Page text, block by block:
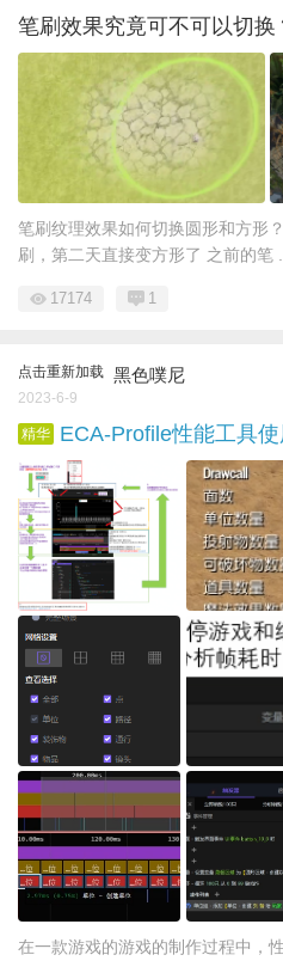
笔刷效果究竟可不可以切换
笔刷纹理效果如何切换圆形和方形
刷，第二天直接变方形了 之前的笔 ...
17174 1
点击重新加载 黑色噗尼
2023-6-9
精华 ECA-Profile性能工具
在一款游戏的游戏的制作过程中，